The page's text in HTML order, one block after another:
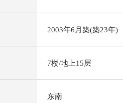
2003年6月築(築23年)
7楼/地上15层
东南